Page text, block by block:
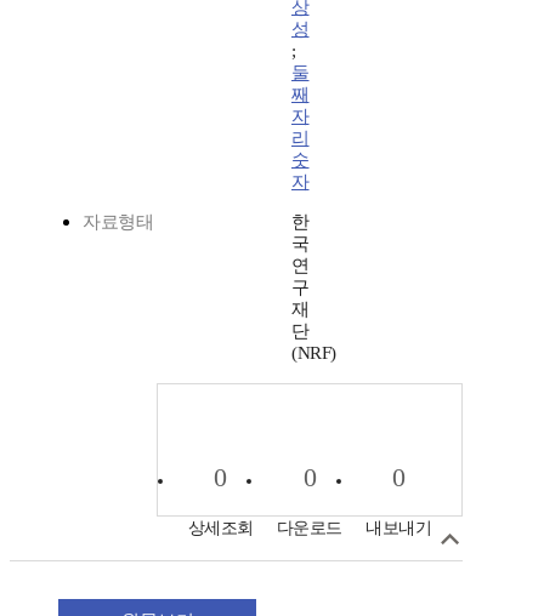
상
성
;
둘
째
자
리
숫
자
자료형태
한
국
연
구
재
단
(NRF)
0
상세조회
0
다운로드
0
내보내기